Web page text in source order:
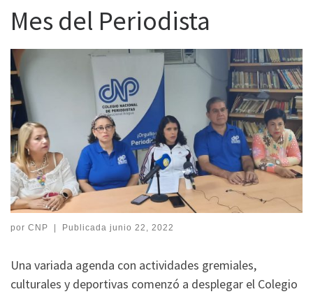
Mes del Periodista
por CNP Publicada junio 22, 2022
Una variada agenda con actividades gremiales,
culturales y deportivas comenzó a desplegar el Colegio